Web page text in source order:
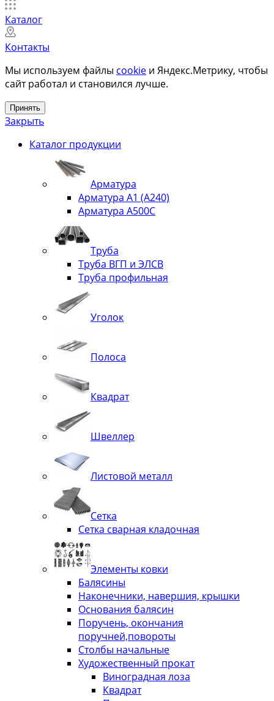
Каталог
Контакты
Мы используем файлы cookie и Яндекс.Метрику, чтобы
сайт работал и становился лучше.
Принять
Закрыть
Каталог продукции
Арматура
Арматура А1 (А240)
Арматура А500С
Труба
Труба ВГП и ЭЛСВ
Труба профильная
Уголок
Полоса
Квадрат
Швеллер
Листовой металл
Сетка
Сетка сварная кладочная
Элементы ковки
Балясины
Наконечники, навершия, крышки
Основания балясин
Поручень, окончания
поручней,повороты
Столбы начальные
Художественный прокат
Виноградная лоза
Квадрат